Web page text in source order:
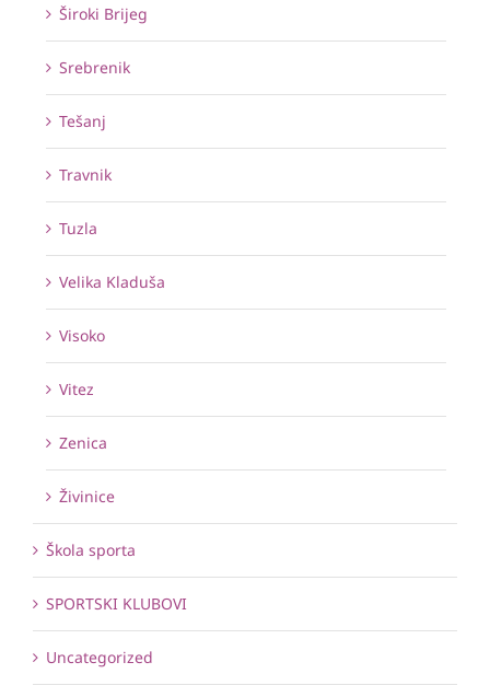
Široki Brijeg
Srebrenik
Tešanj
Travnik
Tuzla
Velika Kladuša
Visoko
Vitez
Zenica
Živinice
Škola sporta
SPORTSKI KLUBOVI
Uncategorized